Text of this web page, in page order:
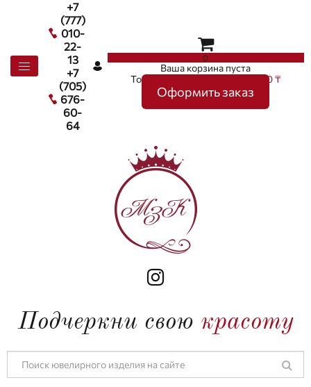
+7
(777)
010-
22-
13
+7
(705)
676-
60-
64
0
Ваша корзина пуста
Товаров в корзине
на сумму0 ₸
Оформить заказ
Подчеркни свою красоту